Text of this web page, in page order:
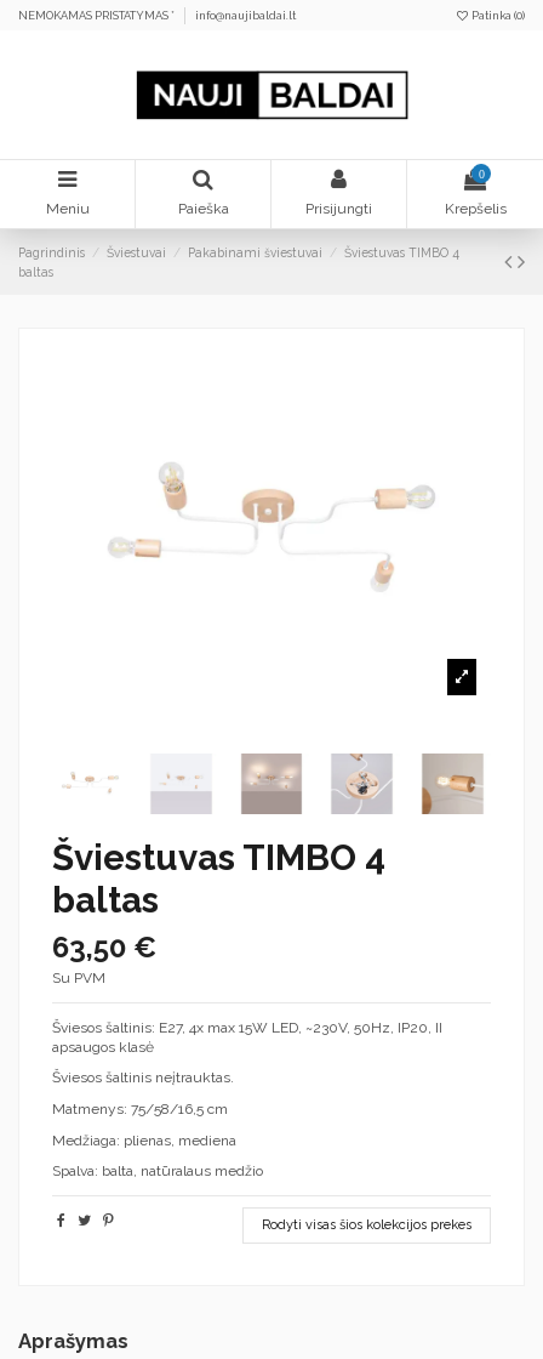
NEMOKAMAS PRISTATYMAS * info@naujibaldai.lt Patinka (0)
Meniu Paieška Prisijungti
0
Krepšelis
Pagrindinis Šviestuvai Pakabinami šviestuvai
Šviestuvas TIMBO 4
baltas
Šviestuvas TIMBO 4
baltas
63,50 €
Su PVM
Šviesos šaltinis: E27, 4x max 15W LED, ~230V, 50Hz, IP20, II
apsaugos klasė
Šviesos šaltinis neįtrauktas.
Matmenys: 75/58/16,5 cm
Medžiaga: plienas, mediena
Spalva: balta, natūralaus medžio
Rodyti visas šios kolekcijos prekes
Aprašymas